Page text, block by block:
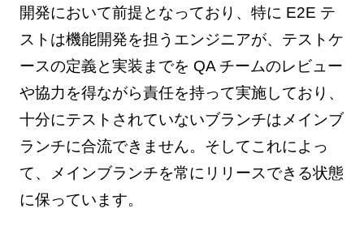
開発において前提となっており、特に E2E テ
ストは機能開発を担うエンジニアが、テストケ
ースの定義と実装までを QA チームのレビュー
や協力を得ながら責任を持って実施しており、
十分にテストされていないブランチはメインブ
ランチに合流できません。そしてこれによっ
て、メインブランチを常にリリースできる状態
に保っています。